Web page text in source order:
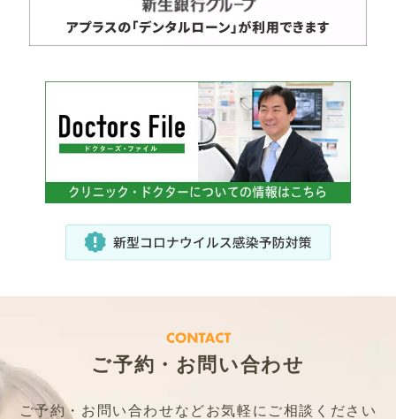
ご予約・お問い合わせ
ご予約・お問い合わせなどお気軽にご相談ください